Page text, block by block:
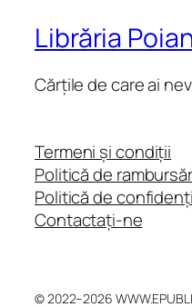
Librăria
Cărțile de care ai
Termeni și condiții
Politică de
Politică de
Contactați-ne
© 2022–2026